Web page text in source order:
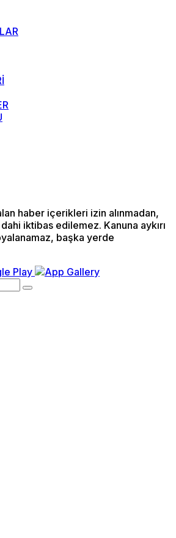
haber içerikleri izin alınmadan,
iktibas edilemez. Kanuna aykırı
başka yerde